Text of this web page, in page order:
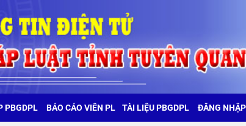
PBGDPL BÁO CÁO VIÊN PL TÀI LIỆU PBGDPL ĐĂNG NHẬP